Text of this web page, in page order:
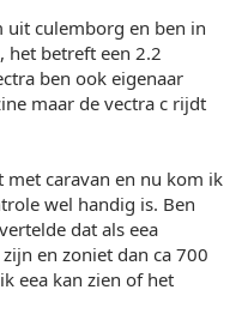
uit culemborg en ben in
het betreft een 2.2
ben ook eigenaar
maar de vectra c rijdt
met caravan en nu kom ik
wel handig is. Ben
dat als eea
en zoniet dan ca 700
eea kan zien of het